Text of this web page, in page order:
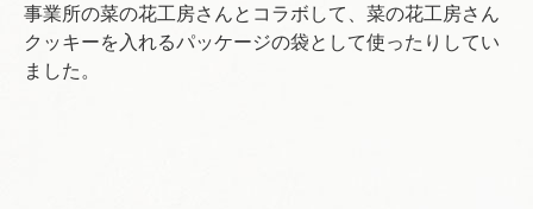
事業所の菜の花工房さんとコラボして、菜の花工房さん
クッキーを入れるパッケージの袋として使ったりしてい
ました。